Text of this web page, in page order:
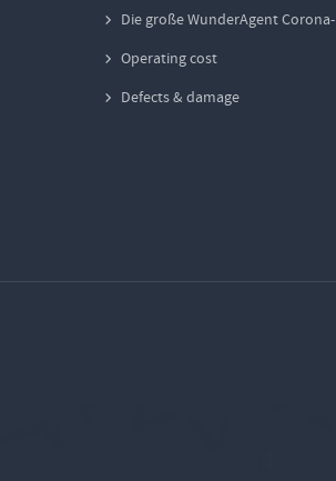
Die große WunderAgent
Operating cost
Defects & damage